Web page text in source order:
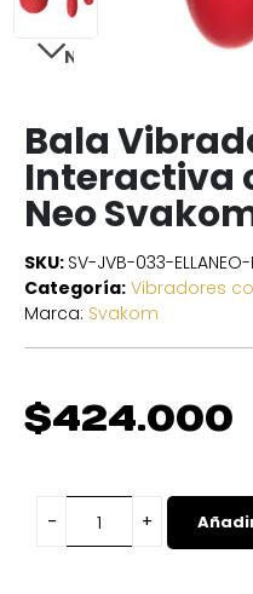
NEXT
Bala
Interactiva
Neo
SKU: SV-JVB-033-
Categoría: Vibradores
Marca: Svakom
$424.000